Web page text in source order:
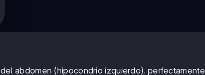
del abdomen (hipocondrio izquierdo), perfectamente